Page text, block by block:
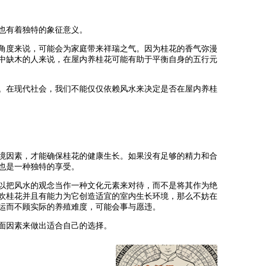
着独特的象征意义。
来说，可能会为家庭带来祥瑞之气。因为桂花的香气弥漫
木的人来说，在屋内养桂花可能有助于平衡自身的五行元
现代社会，我们不能仅仅依赖风水来决定是否在屋内养桂
素，才能确保桂花的健康生长。如果没有足够的精力和合
一种独特的享受。
风水的观念当作一种文化元素来对待，而不是将其作为绝
花并且有能力为它创造适宜的室内生长环境，那么不妨在
不顾实际的养殖难度，可能会事与愿违。
素来做出适合自己的选择。